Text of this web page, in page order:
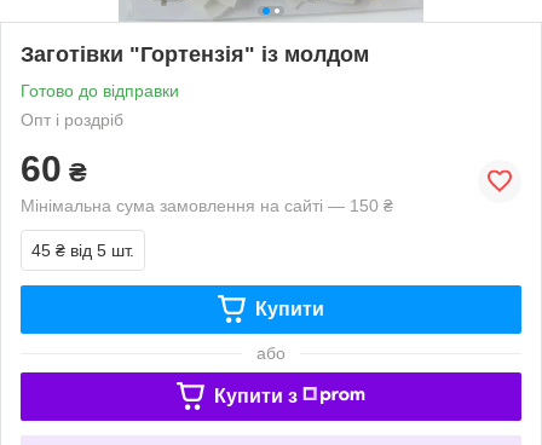
Заготівки "Гортензія" із молдом
Готово до відправки
Опт і роздріб
60 ₴
Мінімальна сума замовлення на сайті — 150 ₴
45 ₴ від 5 шт.
Купити
або
Купити з